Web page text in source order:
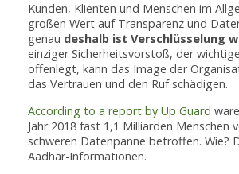
Kunden, Klienten und Menschen im
großen Wert auf Transparenz und
genau deshalb ist Verschlüsselung
einziger Sicherheitsvorstoß, der
offenlegt, kann das Image der
das Vertrauen und den Ruf schädigen.
According to a report by Up Guard
Jahr 2018 fast 1,1 Milliarden Menschen
schweren Datenpanne betroffen. Wie?
Aadhar-Informationen.